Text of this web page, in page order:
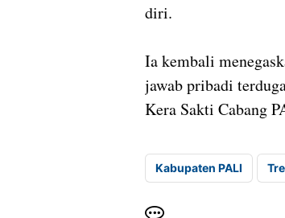
diri.
Ia kembali
jawab pribadi
Kera Sakti Cabang
Kabupaten PALI